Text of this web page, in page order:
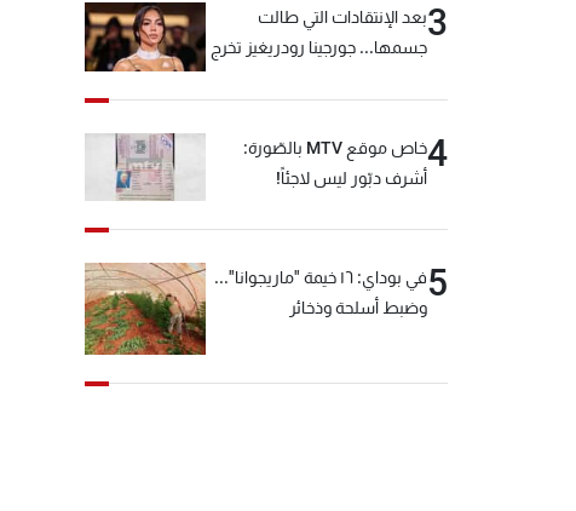
3بعد الإنتقادات التي طالت
جسمها... جورجينا رودريغيز تخرج
4
خاص موقع MTV بالصّورة:
أشرف دبّور ليس لاجئاً!
5
في بوداي: ١٦ خيمة "ماريجوانا"...
وضبط أسلحة وذخائر